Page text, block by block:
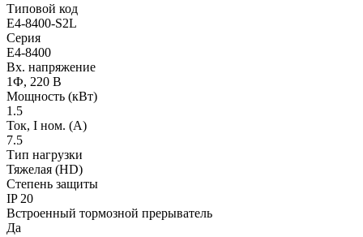
Типовой код
E4-8400-S2L
Серия
E4-8400
Вх. напряжение
1Ф, 220 В
Мощность (кВт)
1.5
Ток, I ном. (А)
7.5
Тип нагрузки
Тяжелая (HD)
Степень защиты
IP 20
Встроенный тормозной прерыватель
Да